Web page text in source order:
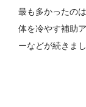
最も多かったの
体を冷やす補助
ーなどが続きまし